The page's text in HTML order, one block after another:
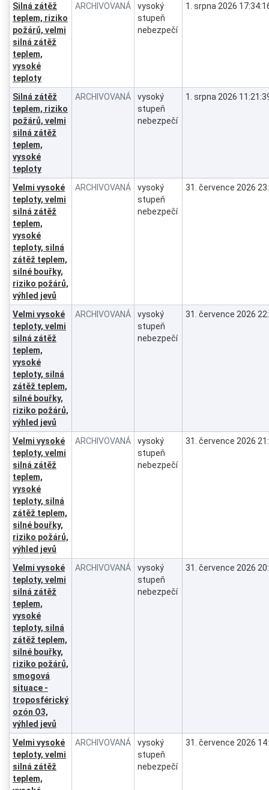
Silná zátěž
teplem, riziko
požárů, velmi
silná zátěž
teplem,
vysoké
teploty
ARCHIVOVANÁ
vysoký
stupeň
nebezpečí
1. srpna 2026
Silná zátěž
teplem, riziko
požárů, velmi
silná zátěž
teplem,
vysoké
teploty
ARCHIVOVANÁ
vysoký
stupeň
nebezpečí
1. srpna 2026
Velmi vysoké
teploty, velmi
silná zátěž
teplem,
vysoké
teploty, silná
zátěž teplem,
silné bouřky,
riziko požárů,
výhled jevů
ARCHIVOVANÁ
vysoký
stupeň
nebezpečí
31. července 2026
Velmi vysoké
teploty, velmi
silná zátěž
teplem,
vysoké
teploty, silná
zátěž teplem,
silné bouřky,
riziko požárů,
výhled jevů
ARCHIVOVANÁ
vysoký
stupeň
nebezpečí
31. července 2026
Velmi vysoké
teploty, velmi
silná zátěž
teplem,
vysoké
teploty, silná
zátěž teplem,
silné bouřky,
riziko požárů,
výhled jevů
ARCHIVOVANÁ
vysoký
stupeň
nebezpečí
31. července 2026
Velmi vysoké
teploty, velmi
silná zátěž
teplem,
vysoké
teploty, silná
zátěž teplem,
silné bouřky,
riziko požárů,
smogová
situace -
troposférický
ozón O3,
výhled jevů
ARCHIVOVANÁ
vysoký
stupeň
nebezpečí
31. července 2026
Velmi vysoké
teploty, velmi
silná zátěž
teplem,
ARCHIVOVANÁ
vysoký
stupeň
nebezpečí
31. července 2026